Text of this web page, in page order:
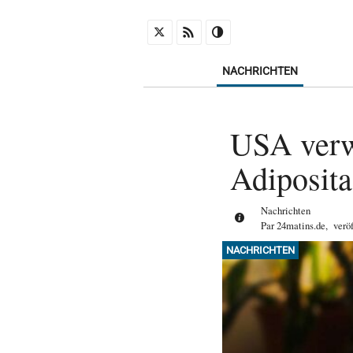
NACHRICHTEN
USA
Nachrichten
Par24matins.de,
NACHRICHTEN